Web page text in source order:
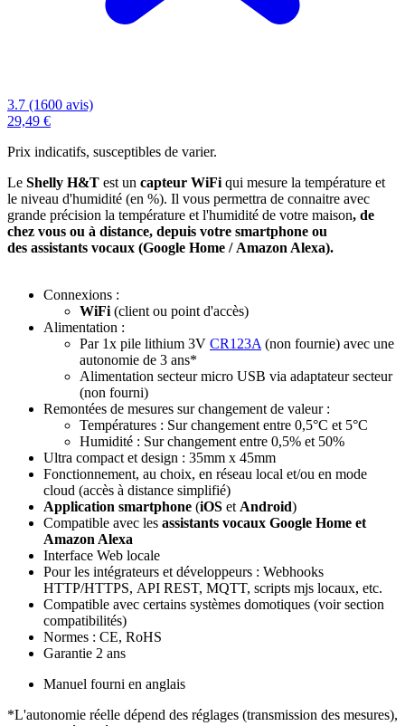
3.7 (1600 avis)
29,49 €
Prix indicatifs, susceptibles de varier.
Le Shelly H&T est un capteur WiFi qui mesure la température et
le niveau d'humidité (en %). Il vous permettra de connaitre avec
grande précision la température et l'humidité de votre maison, de
chez vous ou à distance, depuis votre smartphone ou
des assistants vocaux (Google Home / Amazon Alexa).
Connexions :
WiFi (client ou point d'accès)
Alimentation :
Par 1x pile lithium 3V CR123A (non fournie) avec une
autonomie de 3 ans*
Alimentation secteur micro USB via adaptateur secteur
(non fourni)
Remontées de mesures sur changement de valeur :
Températures : Sur changement entre 0,5°C et 5°C
Humidité : Sur changement entre 0,5% et 50%
Ultra compact et design : 35mm x 45mm
Fonctionnement, au choix, en réseau local et/ou en mode
cloud (accès à distance simplifié)
Application smartphone (iOS et Android)
Compatible avec les assistants vocaux Google Home et
Amazon Alexa
Interface Web locale
Pour les intégrateurs et développeurs : Webhooks
HTTP/HTTPS, API REST, MQTT, scripts mjs locaux, etc.
Compatible avec certains systèmes domotiques (voir section
compatibilités)
Normes : CE, RoHS
Garantie 2 ans
Manuel fourni en anglais
*L'autonomie réelle dépend des réglages (transmission des mesures),